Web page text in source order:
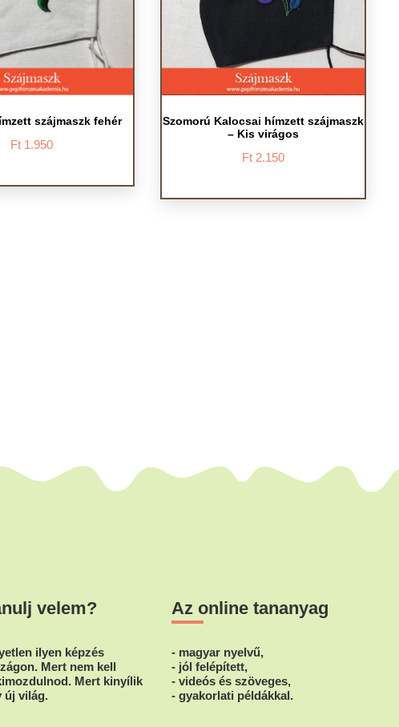
szájmaszk fehér
Ft1.950
Szomorú Kalocsai hímzett szájmaszk
– Kis virágos
Ft 2.150
velem?
ilyen képzés
Mert nem kell
Mert kinyílik
új világ.
Az online tananyag
- magyar nyelvű,
- jól felépített,
- videós és szöveges,
- gyakorlati példákkal.